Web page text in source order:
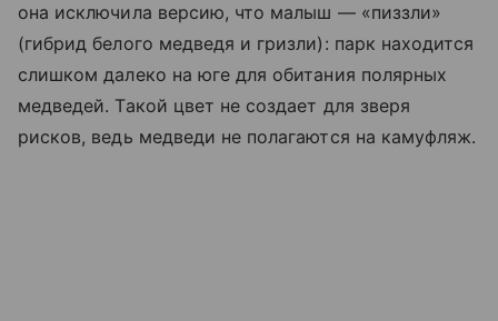
она исключила версию, что малыш — «пиззли»
(гибрид белого медведя и гризли): парк находится
слишком далеко на юге для обитания полярных
медведей. Такой цвет не создает для зверя
рисков, ведь медведи не полагаются на камуфляж.